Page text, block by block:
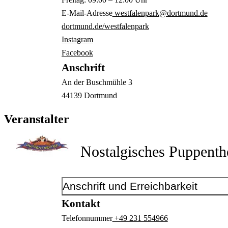
E-Mail-Adressewestfalenpark@dortmund.de
dortmund.de/westfalenpark
Instagram
Facebook
Anschrift
An der Buschmühle 3
44139 Dortmund
Veranstalter
Nostalgisches
Anschrift und Erreichbarkeit
Kontakt
Telefonnummer+49 231 554966